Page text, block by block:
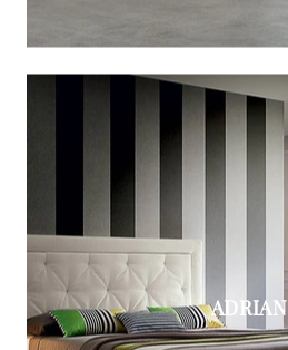
ADRIAN